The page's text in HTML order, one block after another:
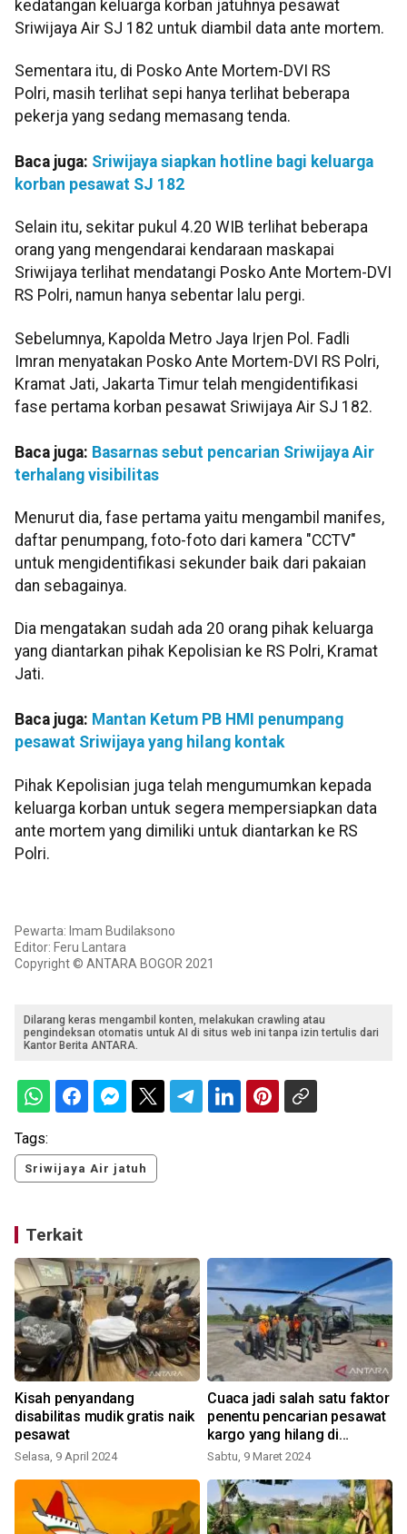
kedatangan keluarga korban jatuhnya pesawat
Sriwijaya Air SJ 182 untuk diambil data ante mortem.
Sementara itu, di Posko Ante Mortem-DVI RS
Polri, masih terlihat sepi hanya terlihat beberapa
pekerja yang sedang memasang tenda.
Baca juga: Sriwijaya siapkan hotline bagi keluarga
korban pesawat SJ 182
Selain itu, sekitar pukul 4.20 WIB terlihat beberapa
orang yang mengendarai kendaraan maskapai
Sriwijaya terlihat mendatangi Posko Ante Mortem-DVI
RS Polri, namun hanya sebentar lalu pergi.
Sebelumnya, Kapolda Metro Jaya Irjen Pol. Fadli
Imran menyatakan Posko Ante Mortem-DVI RS Polri,
Kramat Jati, Jakarta Timur telah mengidentifikasi
fase pertama korban pesawat Sriwijaya Air SJ 182.
Baca juga: Basarnas sebut pencarian Sriwijaya Air
terhalang visibilitas
Menurut dia, fase pertama yaitu mengambil manifes,
daftar penumpang, foto-foto dari kamera "CCTV"
untuk mengidentifikasi sekunder baik dari pakaian
dan sebagainya.
Dia mengatakan sudah ada 20 orang pihak keluarga
yang diantarkan pihak Kepolisian ke RS Polri, Kramat
Jati.
Baca juga: Mantan Ketum PB HMI penumpang
pesawat Sriwijaya yang hilang kontak
Pihak Kepolisian juga telah mengumumkan kepada
keluarga korban untuk segera mempersiapkan data
ante mortem yang dimiliki untuk diantarkan ke RS
Polri.
Pewarta: Imam Budilaksono
Editor: Feru Lantara
Copyright © ANTARA BOGOR 2021
Dilarang keras mengambil konten, melakukan crawling atau
pengindeksan otomatis untuk AI di situs web ini tanpa izin tertulis dari
Kantor Berita ANTARA.
Tags:
Sriwijaya Air jatuh
Terkait
Kisah penyandang
disabilitas mudik gratis naik
pesawat
Selasa, 9 April 2024
Cuaca jadi salah satu faktor
penentu pencarian pesawat
kargo yang hilang di
Tarakan
Sabtu, 9 Maret 2024